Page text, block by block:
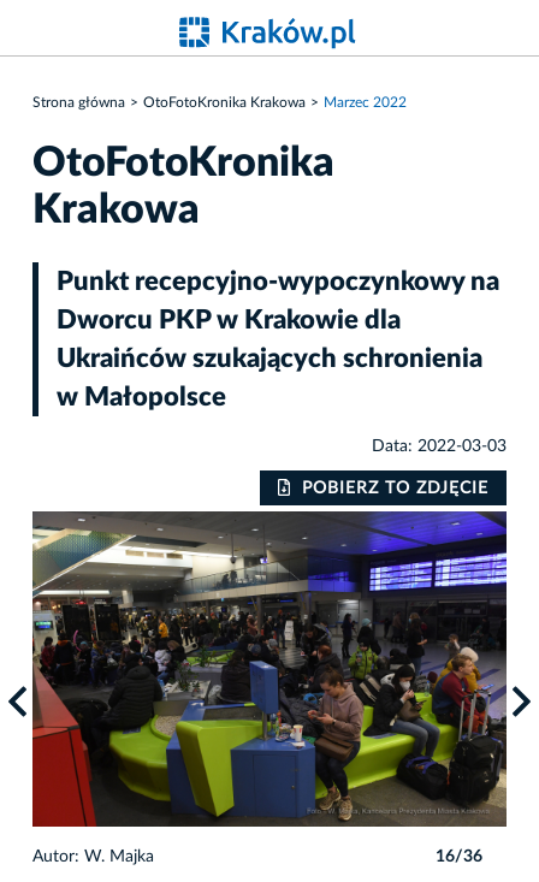
Strona główna OtoFotoKronika Krakowa Marzec 2022
OtoFotoKronika
Krakowa
Punkt recepcyjno-wypoczynkowy na
Dworcu PKP w Krakowie dla
Ukraińców szukających schronienia
w Małopolsce
Data: 2022-03-03
POBIERZ TO ZDJĘCIE
Autor: W. Majka 16/36